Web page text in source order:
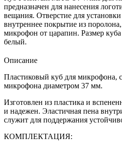
предназначен для нанесения
вещания. Отверстие для
внутреннее покрытие из
микрофон от царапин. Размер
белый.
Описание
Пластиковый куб для микрофона,
микрофона диаметром 37 мм.
Изготовлен из пластика и
и надежен. Эластичная пена
служит для поддержания
КОМПЛЕКТАЦИЯ: